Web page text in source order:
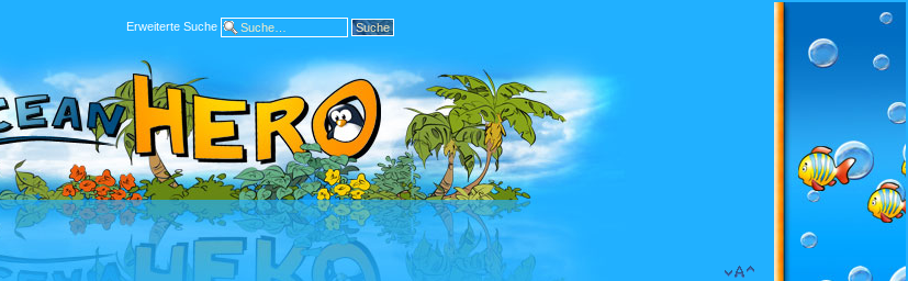
Erweiterte Suche